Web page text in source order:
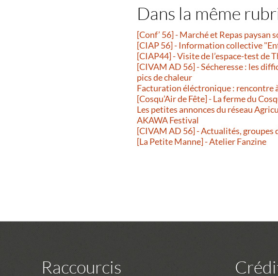
Dans la même
[Conf’ 56] - Marché et Repas paysan
[CIAP 56] - Information collective
[CIAP44] - Visite de l’espace-test de
[CIVAM AD 56] - Sécheresse : les
pics de chaleur
Facturation éléctronique : rencontre
[Cosqu’Air de Fête] - La ferme du
Les petites annonces du réseau
AKAWA Festival
[CIVAM AD 56] - Actualités, groupes
[La Petite Manne] - Atelier Fanzine
Raccourcis